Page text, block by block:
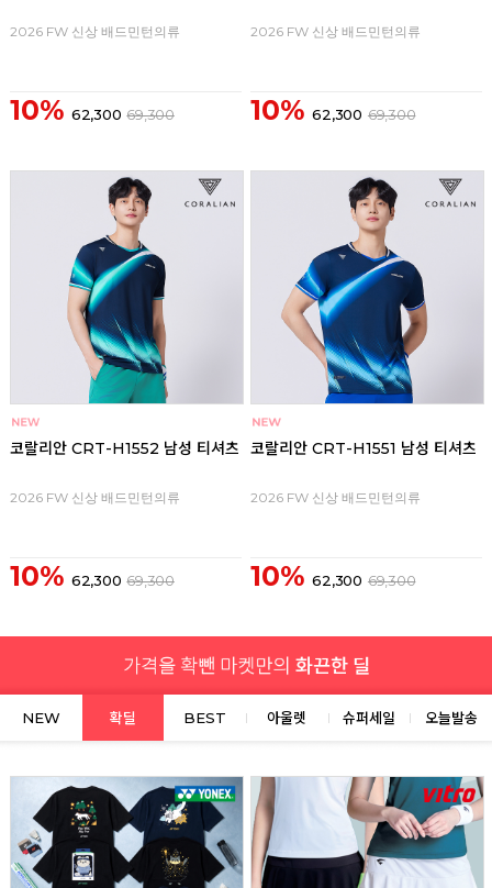
2026 FW 신상 배드민턴의류
10% 62,300 69,300
2026 FW 신상 배드민턴의류
10% 62,300 69,300
코랄리안 CRT-H1552 남성 티셔츠
2026 FW 신상 배드민턴의류
10% 62,300 69,300
코랄리안 CRT-H1551 남성 티셔츠
2026 FW 신상 배드민턴의류
10% 62,300 69,300
NEW 확딜 BEST 아울렛 슈퍼세일 오늘발송